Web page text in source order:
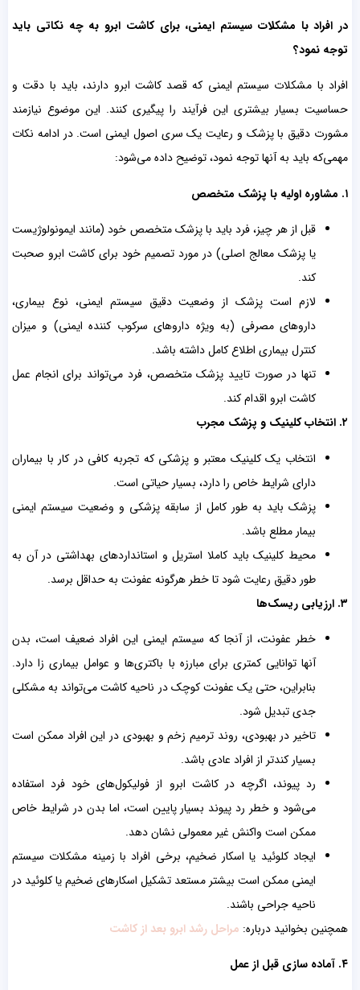
در افراد با مشکلات سیستم ایمنی، برای کاشت ابرو به چه نکاتی باید
توجه نمود؟
افراد با مشکلات سیستم ایمنی که قصد کاشت ابرو دارند، باید با دقت و
حساسیت بسیار بیشتری این فرآیند را پیگیری کنند. این موضوع نیازمند
مشورت دقیق با پزشک و رعایت یک سری اصول ایمنی است. در ادامه نکات
مهمی‌که باید به آنها توجه نمود، توضیح داده می‌شود:
۱. مشاوره اولیه با پزشک متخصص
قبل از هر چیز، فرد باید با پزشک متخصص خود (مانند ایمونولوژیست
یا پزشک معالج اصلی) در مورد تصمیم خود برای کاشت ابرو صحبت
کند.
لازم است پزشک از وضعیت دقیق سیستم ایمنی، نوع بیماری،
داروهای مصرفی (به ویژه داروهای سرکوب کننده ایمنی) و میزان
کنترل بیماری اطلاع کامل داشته باشد.
تنها در صورت تایید پزشک متخصص، فرد می‌تواند برای انجام عمل
کاشت ابرو اقدام کند.
۲. انتخاب کلینیک و پزشک مجرب
انتخاب یک کلینیک معتبر و پزشکی که تجربه کافی در کار با بیماران
دارای شرایط خاص را دارد، بسیار حیاتی است.
پزشک باید به طور کامل از سابقه پزشکی و وضعیت سیستم ایمنی
بیمار مطلع باشد.
محیط کلینیک باید کاملا استریل و استانداردهای بهداشتی در آن به
طور دقیق رعایت شود تا خطر هرگونه عفونت به حداقل برسد.
۳. ارزیابی ریسک‌ها
خطر عفونت، از آنجا که سیستم ایمنی این افراد ضعیف است، بدن
آنها توانایی کمتری برای مبارزه با باکتری‌ها و عوامل بیماری زا دارد.
بنابراین، حتی یک عفونت کوچک در ناحیه کاشت می‌تواند به مشکلی
جدی تبدیل شود.
تاخیر در بهبودی، روند ترمیم زخم و بهبودی در این افراد ممکن است
بسیار کندتر از افراد عادی باشد.
رد پیوند، اگرچه در کاشت ابرو از فولیکول‌های خود فرد استفاده
می‌شود و خطر رد پیوند بسیار پایین است، اما بدن در شرایط خاص
ممکن است واکنش غیر معمولی نشان دهد.
ایجاد کلوئید یا اسکار ضخیم، برخی افراد با زمینه مشکلات سیستم
ایمنی ممکن است بیشتر مستعد تشکیل اسکارهای ضخیم یا کلوئید در
ناحیه جراحی باشند.
همچنین بخوانید درباره: مراحل رشد ابرو بعد از کاشت
۴. آماده سازی قبل از عمل